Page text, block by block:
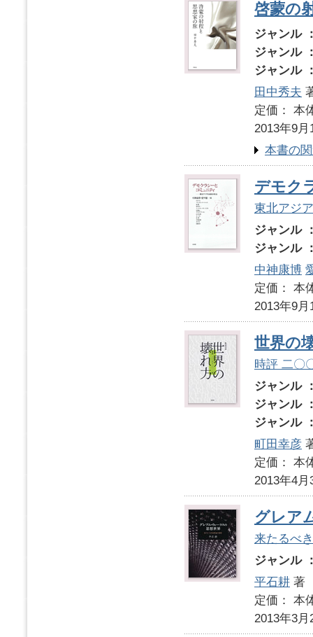
啓蒙の
ジャンル
ジャンル
ジャンル
田中秀夫
定価：
2013年9月
本書の
デモク
東北アジ
ジャンル
ジャンル
中神康博
定価：
2013年9月
世界の
時評 二〇
ジャンル
ジャンル
ジャンル
町田幸彦
定価：
2013年4月
グレア
来たるべ
ジャンル
平石耕 著
定価：
2013年3月